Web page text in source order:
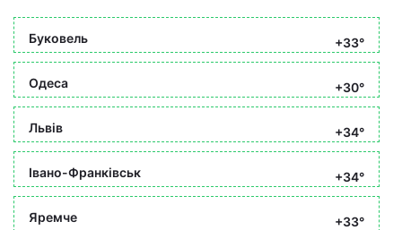
Буковель +33°
Одеса +30°
Львів +34°
Івано-Франківськ +34°
Яремче +33°